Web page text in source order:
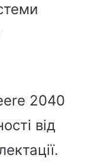
2040
від